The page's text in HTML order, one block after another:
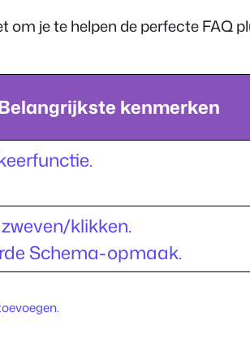
je te helpen de perfecte FAQ
kenmerken
klikken.
Schema-opmaak.